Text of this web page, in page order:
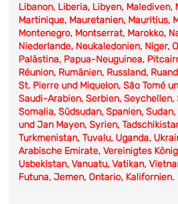
Libanon, Liberia, Libyen, Malediven,
Martinique, Mauretanien, Mauritius,
Montenegro, Montserrat, Marokko,
Niederlande, Neukaledonien, Niger,
Palästina, Papua-Neuguinea,
Réunion, Rumänien, Russland,
St. Pierre und Miquelon, São Tomé
Saudi-Arabien, Serbien, Seychellen,
Somalia, Südsudan, Spanien,
und Jan Mayen, Syrien,
Turkmenistan, Tuvalu, Uganda,
Arabische Emirate, Vereinigtes
Usbekistan, Vanuatu, Vatikan,
Futuna, Jemen, Ontario, Kalifornien.